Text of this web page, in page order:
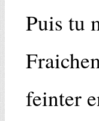
Puis tu
feinter